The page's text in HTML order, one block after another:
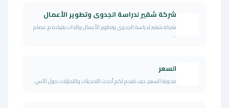
شركة شقير لدراسة الجدوى وتطوير الأعمال
شركة شقير لدراسة الجدوى وتطوير الأعمال والذات بقيادة م.عصام
...
السعر
مدونة السعر، حيث نقدم لكم أحدث التحديثات والتحليلات حول الأس...